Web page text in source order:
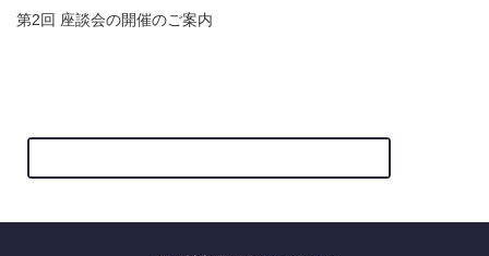
第2回 座談会の開催のご案内